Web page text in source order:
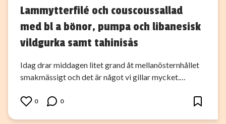
Lammytterfilé och couscoussallad
med bl a bönor, pumpa och libanesisk
vildgurka samt tahinisås
Idag drar middagen litet grand åt mellanösternhållet
smakmässigt och det är något vi gillar mycket.…
0 0